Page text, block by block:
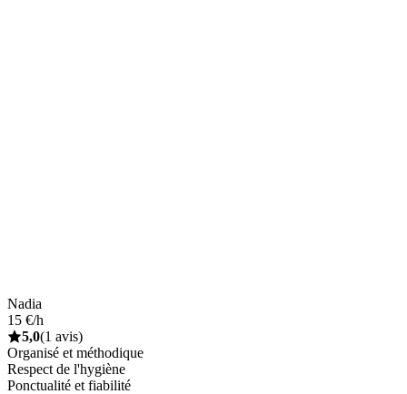
Nadia
15 €/h
5,0(1 avis)
Organisé et méthodique
Respect de l'hygiène
Ponctualité et fiabilité